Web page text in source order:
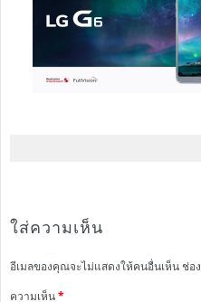
ใส่ความเห็น
อีเมลของคุณจะไม่แสดงให้คนอื่นเห็นช่อ
ความเห็น*